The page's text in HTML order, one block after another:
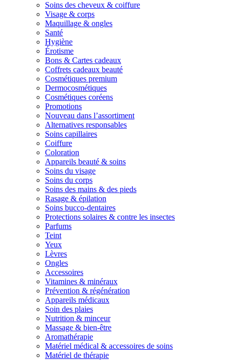
Soins des cheveux & coiffure
Visage & corps
Maquillage & ongles
Santé
Hygiène
Érotisme
Bons & Cartes cadeaux
Coffrets cadeaux beauté
Cosmétiques premium
Dermocosmétiques
Cosmétiques coréens
Promotions
Nouveau dans l’assortiment
Alternatives responsables
Soins capillaires
Coiffure
Coloration
Appareils beauté & soins
Soins du visage
Soins du corps
Soins des mains & des pieds
Rasage & épilation
Soins bucco-dentaires
Protections solaires & contre les insectes
Parfums
Teint
Yeux
Lèvres
Ongles
Accessoires
Vitamines & minéraux
Prévention & régénération
Appareils médicaux
Soin des plaies
Nutrition & minceur
Massage & bien-être
Aromathérapie
Matériel médical & accessoires de soins
Matériel de thérapie